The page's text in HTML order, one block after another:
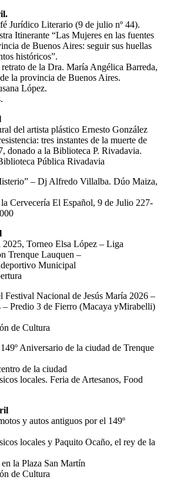
Jurídico Literario (9 de julio nº 44).
Itinerante “Las Mujeres en las fuentes
de Buenos Aires: seguir sus huellas
históricos”.
de la Dra. María Angélica Barreda,
la provincia de Buenos Aires.
López.
del artista plástico Ernesto González
tres instantes de la muerte de
donado a la Biblioteca P. Rivadavia.
Pública Rivadavia
– Dj Alfredo Villalba. Dúo Maiza,
Cervecería El Español, 9 de Julio 227-
2025, Torneo Elsa López – Liga
Trenque Lauquen –
Municipal
Festival Nacional de Jesús María 2026 –
– Predio 3 de Fierro (Macaya yMirabelli)
de Cultura
Aniversario de la ciudad de Trenque
de la ciudad
locales. Feria de Artesanos, Food
y autos antiguos por el 149º
locales y Paquito Ocaño, el rey de la
la Plaza San Martín
de Cultura